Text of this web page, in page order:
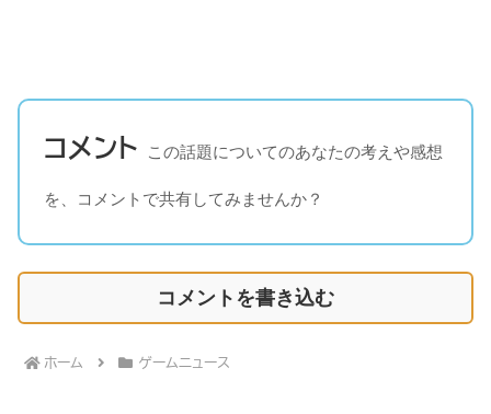
コメント この話題についてのあなたの考えや感想
を、コメントで共有してみませんか？
コメントを書き込む
ホーム ゲームニュース